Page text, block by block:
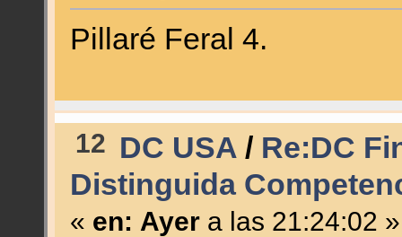
Pillaré Feral 4.
12 DC USA / Re:DC
Distinguida
« en: Ayera las 21:24:02 »